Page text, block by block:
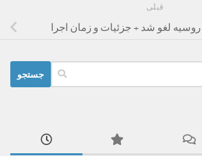
قبلی
روسیه لغو شد + جزئیات و زمان اجرا